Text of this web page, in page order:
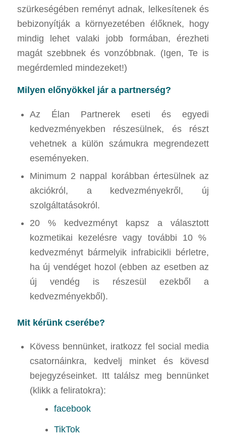
szürkeségében reményt adnak, lelkesítenek és
bebizonyítják a környezetében élőknek, hogy
mindig lehet valaki jobb formában, érezheti
magát szebbnek és vonzóbbnak. (Igen, Te is
megérdemled mindezeket!)
Milyen előnyökkel jár a partnerség?
Az Élan Partnerek eseti és egyedi
kedvezményekben részesülnek, és részt
vehetnek a külön számukra megrendezett
eseményeken.
Minimum 2 nappal korábban értesülnek az
akciókról, a kedvezményekről, új
szolgáltatásokról.
20 % kedvezményt kapsz a választott
kozmetikai kezelésre vagy további 10 %
kedvezményt bármelyik infrabicikli bérletre,
ha új vendéget hozol (ebben az esetben az
új vendég is részesül ezekből a
kedvezményekből).
Mit kérünk cserébe?
Kövess bennünket, iratkozz fel social media
csatornáinkra, kedvelj minket és kövesd
bejegyzéseinket. Itt találsz meg bennünket
(klikk a feliratokra):
facebook
TikTok